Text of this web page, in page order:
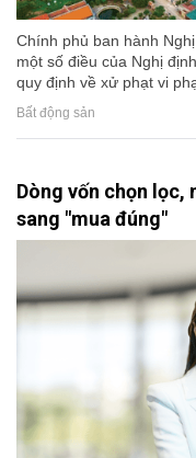
Chính phủ ban hành
một số điều của Nghị
quy định về xử phạt vi
Bất động sản
Dòng vốn chọn lọc,
sang "mua đúng"